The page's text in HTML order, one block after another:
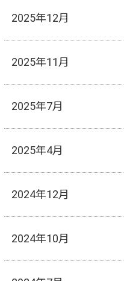
2025年12月
2025年11月
2025年7月
2025年4月
2024年12月
2024年10月